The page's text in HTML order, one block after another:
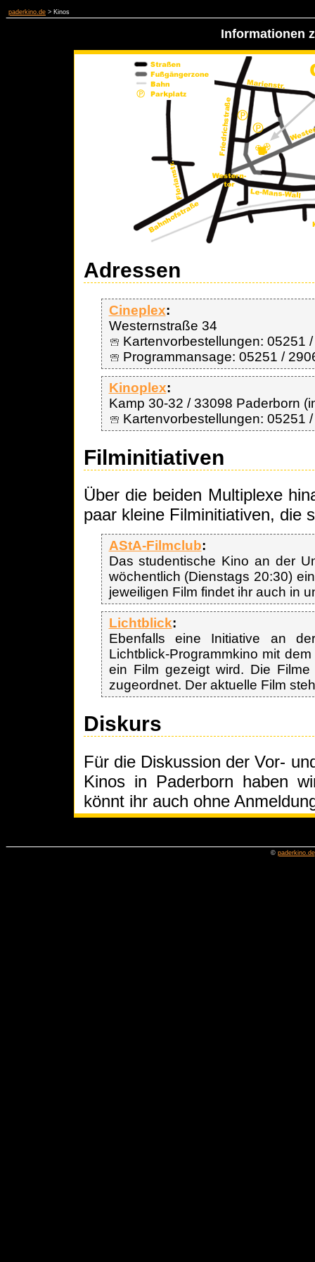
paderkino.de > Kinos
Informationen
Adressen
Cineplex:
Westernstraße 34
Kartenvorbestellungen: 05251
Programmansage: 05251 /
Kinoplex:
Kamp 30-32 / 33098 Paderborn
Kartenvorbestellungen: 05251
Filminitiativen
Über die beiden Multiplexe
paar kleine Filminitiativen, die
AStA-Filmclub:
Das studentische Kino an der
wöchentlich (Dienstags 20:30)
jeweiligen Film findet ihr auch in
Lichtblick:
Ebenfalls eine Initiative an
Lichtblick-Programmkino mit
ein Film gezeigt wird. Die
zugeordnet. Der aktuelle Film
Diskurs
Für die Diskussion der Vor-
Kinos in Paderborn haben
könnt ihr auch ohne
© paderkino.de